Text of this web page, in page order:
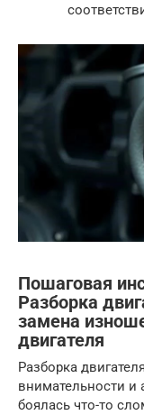
Пошаговая
Разборка
замена
двигателя
Разборка
внимательности и
боялась что-то